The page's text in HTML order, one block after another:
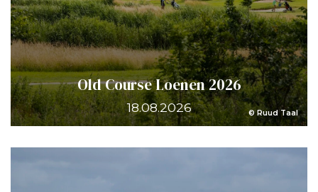
© Ruud Taal
Old Course Loenen 2026
18.08.2026